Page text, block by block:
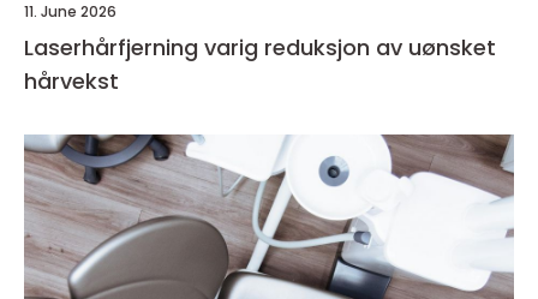
11. June 2026
Laserhårfjerning varig reduksjon av uønsket
hårvekst